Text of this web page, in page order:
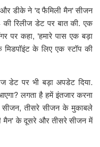
और डीके ने 'द फैमिली मैन' सीजन
रिलीज डेट पर बात की. एक
पर कहा, 'हमारे पास एक बड़ा
के लिए एक स्टॉप की
डेट पर भी बड़ा अपडेट दिया.
लगता है हमें इंतजार करना
सीजन, तीसरे सीजन के मुकाबले
मैन' के दूसरे और तीसरे सीजन में